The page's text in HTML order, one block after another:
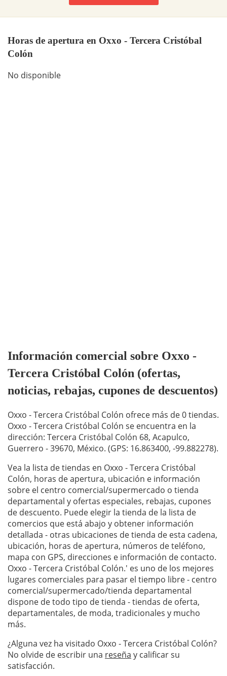
Horas de apertura en Oxxo - Tercera Cristóbal
Colón
No disponible
Información comercial sobre Oxxo -
Tercera Cristóbal Colón (ofertas,
noticias, rebajas, cupones de descuentos)
Oxxo - Tercera Cristóbal Colón ofrece más de 0 tiendas.
Oxxo - Tercera Cristóbal Colón se encuentra en la
dirección: Tercera Cristóbal Colón 68, Acapulco,
Guerrero - 39670, México. (GPS: 16.863400, -99.882278).
Vea la lista de tiendas en Oxxo - Tercera Cristóbal
Colón, horas de apertura, ubicación e información
sobre el centro comercial/supermercado o tienda
departamental y ofertas especiales, rebajas, cupones
de descuento. Puede elegir la tienda de la lista de
comercios que está abajo y obtener información
detallada - otras ubicaciones de tienda de esta cadena,
ubicación, horas de apertura, números de teléfono,
mapa con GPS, direcciones e información de contacto.
Oxxo - Tercera Cristóbal Colón.' es uno de los mejores
lugares comerciales para pasar el tiempo libre - centro
comercial/supermercado/tienda departamental
dispone de todo tipo de tienda - tiendas de oferta,
departamentales, de moda, tradicionales y mucho
más.
¿Alguna vez ha visitado Oxxo - Tercera Cristóbal Colón?
No olvide de escribir una reseña y calificar su
satisfacción.